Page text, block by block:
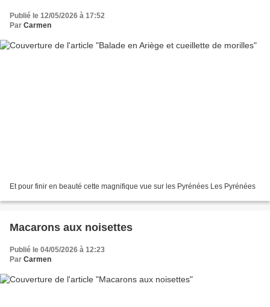
Publié le 12/05/2026 à 17:52
Par Carmen
Et pour finir en beauté cette magnifique vue sur les Pyrénées Les Pyrénées
Macarons aux noisettes
Publié le 04/05/2026 à 12:23
Par Carmen